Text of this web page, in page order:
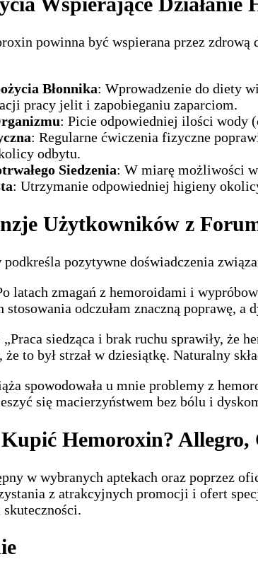
powinna być wspierana przez
Błonnika: Wprowadzenie do diety
pracy jelit i zapobieganiu zaparciom.
: Picie odpowiedniej ilości wody
: Regularne ćwiczenia fizyczne
odbytu.
Siedzenia: W miarę możliwości
: Utrzymanie odpowiedniej higieny
Użytkowników z
pozytywne doświadczenia
latach zmagań z hemoroidami i
odczułam znaczną poprawę,
„Praca siedząca i brak ruchu sprawiły, że
że to był strzał w dziesiątkę. Naturalny
spowodowała u mnie problemy z
się macierzyństwem bez bólu i
Hemoroxin? Allegro,
w wybranych aptekach oraz poprzez
z atrakcyjnych promocji i ofert